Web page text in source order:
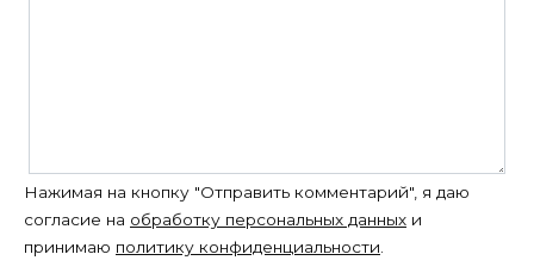
Нажимая на кнопку "Отправить комментарий", я даю
согласие на обработку персональных данных и
принимаю политику конфиденциальности.